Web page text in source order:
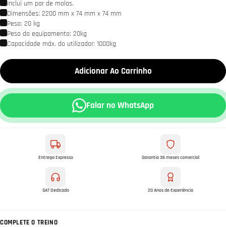
Inclui um par de molas.
Dimensões: 2200 mm x 74 mm x 74 mm
Peso: 20 kg
Peso do equipamento: 20kg
Capacidade máx. do utilizador: 1000kg
Adicionar Ao Carrinho
Falar no WhatsApp
Entrega Expresso Garantia 36 meses comercial
SAT Dedicado 20 Anos de Experiência
COMPLETE O TREINO